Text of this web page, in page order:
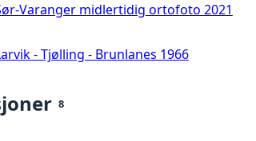
Varanger midlertidig ortofoto 2021
- Tjølling - Brunlanes 1966
8